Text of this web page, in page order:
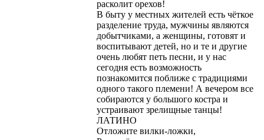
расколит орехов!
В быту у местных жителей есть чёткое
разделение труда, мужчины являются
добытчиками, а женщины, готовят и
воспитывают детей, но и те и другие
очень любят петь песни, и у нас
сегодня есть возможность
познакомится поближе с традициями
одного такого племени! А вечером все
собираются у большого костра и
устраивают зрелищные танцы!
ЛАТИНО
Отложите вилки-ложки,